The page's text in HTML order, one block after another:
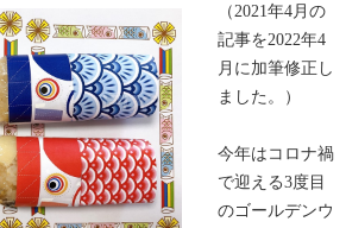
（ 2021年4 月の
記事を2022年4
月に加筆修正し
ました。）
今年はコロナ禍
で迎える3度目
のゴールデンウ